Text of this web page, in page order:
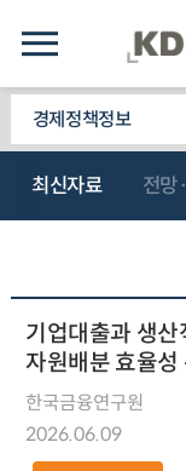
경제정책정보
최신자료 전망
기업대출과 생
자원배분 효율
한국금융연구원
2026.06.09